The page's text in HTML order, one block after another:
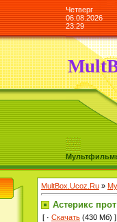
Четверг
06.08.2026
23:29
MultBox.Ucoz.Ru »
Астерикс
[ · Скачать (430 Mб) ]